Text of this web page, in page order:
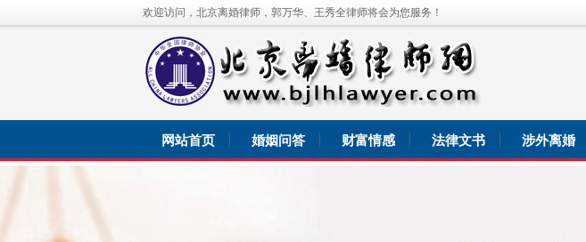
欢迎访问，北京离婚律师，郭万华、王秀全律师将会为您服务！
网站首页 婚姻问答 财富情感 法律文书 涉外离婚